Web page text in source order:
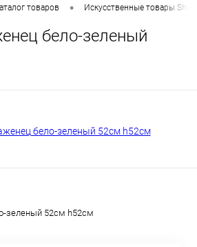
товаров • Искусственные товары
бело-зеленый
зеленый 52см h52см